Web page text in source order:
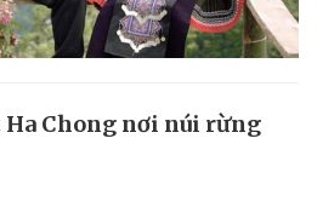
Chong nơi núi rừng